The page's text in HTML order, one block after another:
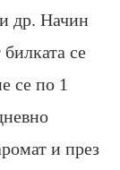
др. Начин
се
се по 1
и през